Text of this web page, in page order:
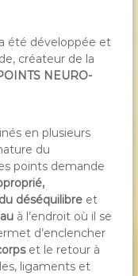
été développée et
créateur de la
NEURO-
en plusieurs
du
points demande
déséquilibre et
à l’endroit où il se
d’enclencher
et le retour à
ligaments et